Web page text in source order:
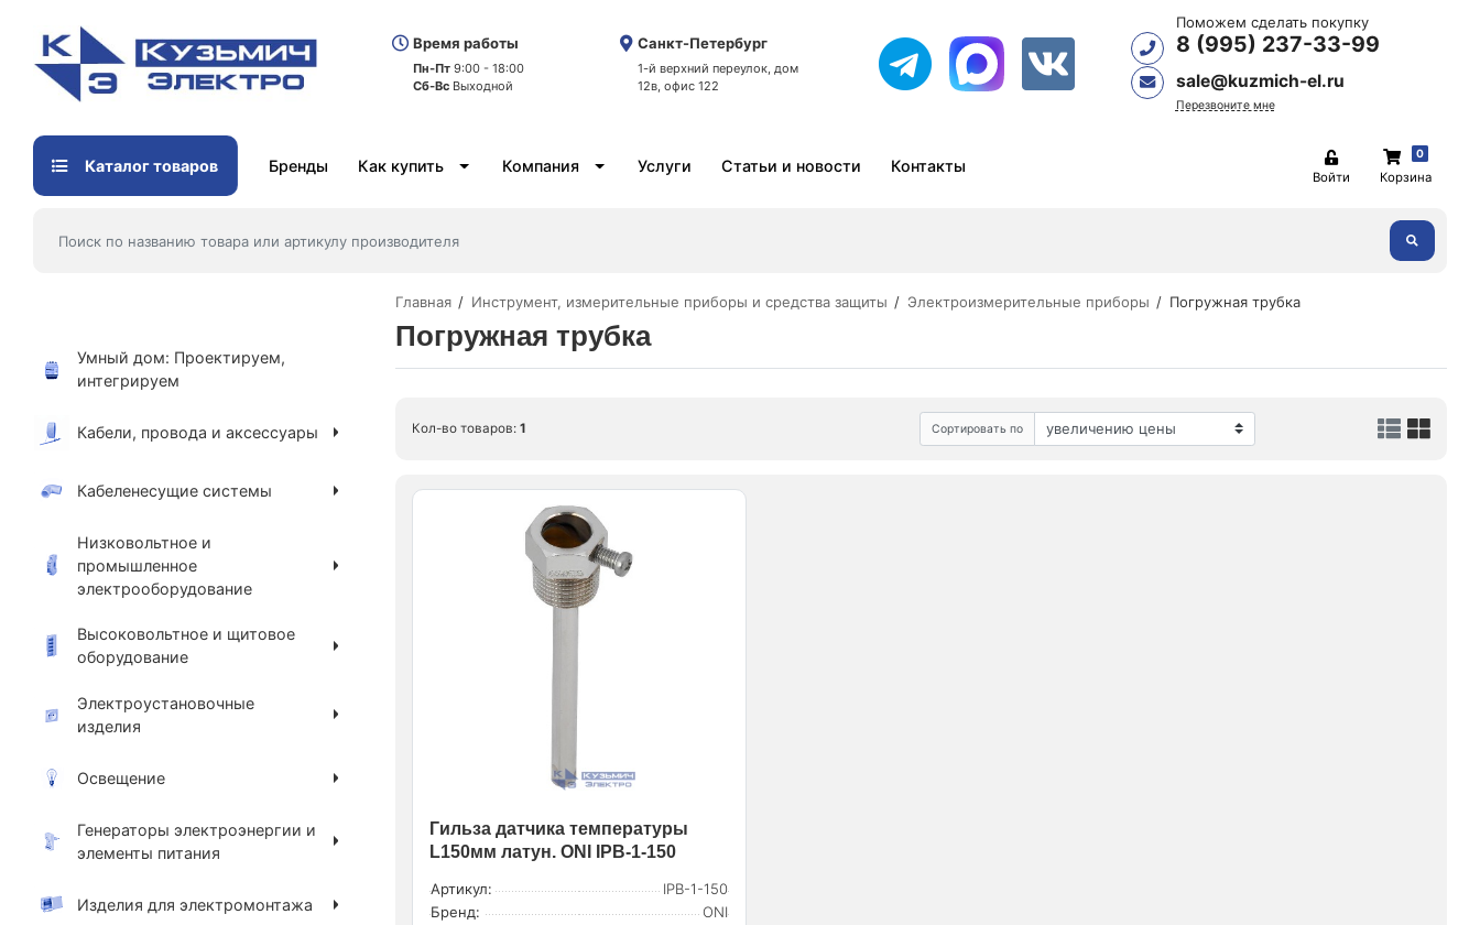
Время работы
Пн-Пт 9:00 - 18:00
Сб-Вс Выходной
Санкт-Петербург
1-й верхний переулок, дом
12в, офис 122
Поможем сделать покупку
8 (995) 237-33-99
sale@kuzmich-el.ru
Перезвоните мне
Каталог товаров Бренды Как купить Компания Услуги Статьи и новости Контакты
Войти
0
Корзина
Главная Инструмент, измерительные приборы и средства защиты Электроизмерительные приборы Погружная трубка
Погружная трубка
Кол-во товаров: 1 Сортировать по
Гильза датчика температуры
L150мм латун. ONI IPB-1-150
Артикул:
IPB-1-150
Бренд:
ONI
Умный дом: Проектируем,
интегрируем
Кабели, провода и аксессуары
Кабеленесущие системы
Низковольтное и
промышленное
электрооборудование
Высоковольтное и щитовое
оборудование
Электроустановочные
изделия
Освещение
Генераторы электроэнергии и
элементы питания
Изделия для электромонтажа